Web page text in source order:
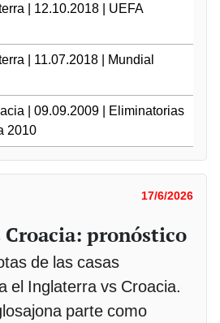
| 12.10.2018 | UEFA
| 11.07.2018 | Mundial
| 09.09.2009 | Eliminatorias
2010
17/6/2026
pronóstico
de las casas
el Inglaterra vs Croacia.
parte como